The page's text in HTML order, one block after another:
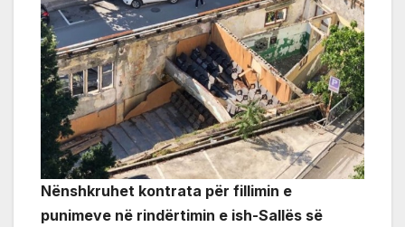
Nënshkruhet kontrata për fillimin e
punimeve në rindërtimin e ish-Sallës së